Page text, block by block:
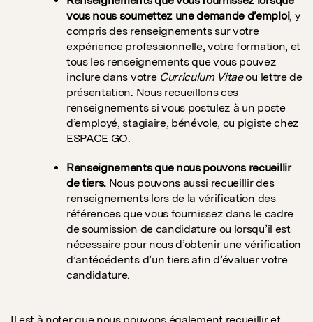
vous nous soumettez une demande d’emploi, y
compris des renseignements sur votre
expérience professionnelle, votre formation, et
tous les renseignements que vous pouvez
inclure dans votre Curriculum Vitaeou lettre de
présentation. Nous recueillons ces
renseignements si vous postulez à un poste
d’employé, stagiaire, bénévole, ou pigiste chez
ESPACE GO.
Renseignements que nous pouvons recueillir
de tiers. Nous pouvons aussi recueillir des
renseignements lors de la vérification des
références que vous fournissez dans le cadre
de soumission de candidature ou lorsqu’il est
nécessaire pour nous d’obtenir une vérification
d’antécédents d’un tiers afin d’évaluer votre
candidature.